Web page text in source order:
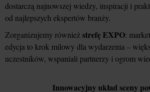
dostarczą najnowszej wiedzy, inspiracji i
od najlepszych ekspertów branży.
Zorganizujemy równieżstrefę EXPO:
edycja to krok milowy dla wydarzenia –
uczestników, wspaniali partnerzy i ogrom
Innowacyjny układ sceny